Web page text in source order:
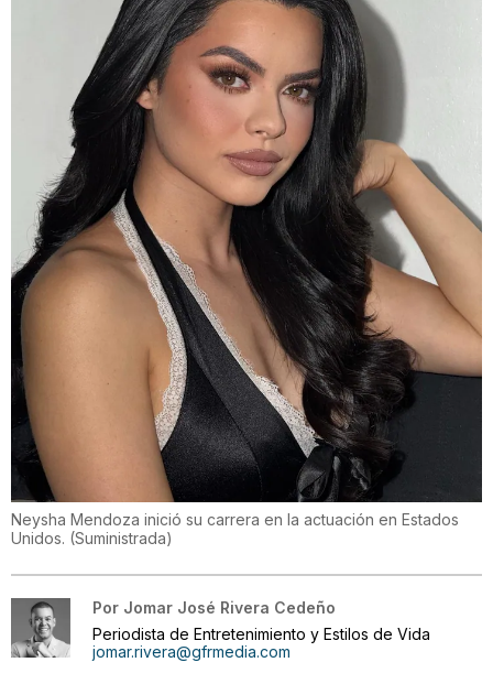
Neysha Mendoza inició su carrera en la actuación en Estados
Unidos. (Suministrada)
Por Jomar José Rivera Cedeño
Periodista de Entretenimiento y Estilos de Vida
jomar.rivera@gfrmedia.com